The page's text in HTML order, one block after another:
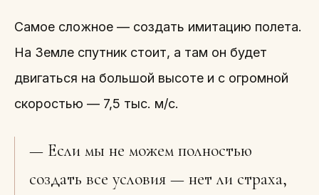
Самое сложное — создать имитацию полета.
На Земле спутник стоит, а там он будет
двигаться на большой высоте и с огромной
скоростью — 7,5 тыс. м/с.
— Если мы не можем полностью
создать все условия — нет ли страха,